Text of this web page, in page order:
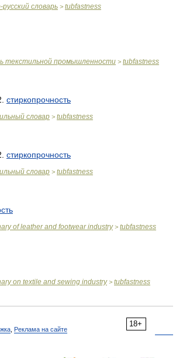
словарь > tubfastness
текстильной промышленности > tubfastness
стиркопрочность
словар > tubfastness
стиркопрочность
словар > tubfastness
of leather and footwear industry> tubfastness
on textile and sewing industry> tubfastness
18+
Реклама на сайте